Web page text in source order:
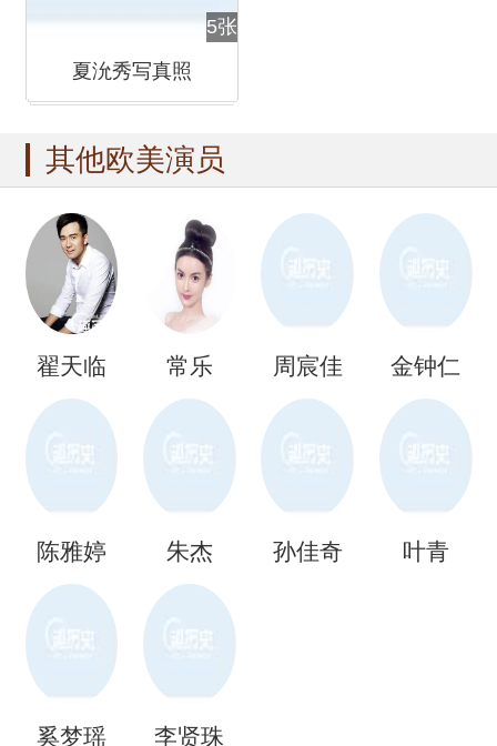
5张
夏沇秀写真照
其他欧美演员
翟天临 常乐 周宸佳 金钟仁
陈雅婷 朱杰 孙佳奇 叶青
奚梦瑶 李贤珠